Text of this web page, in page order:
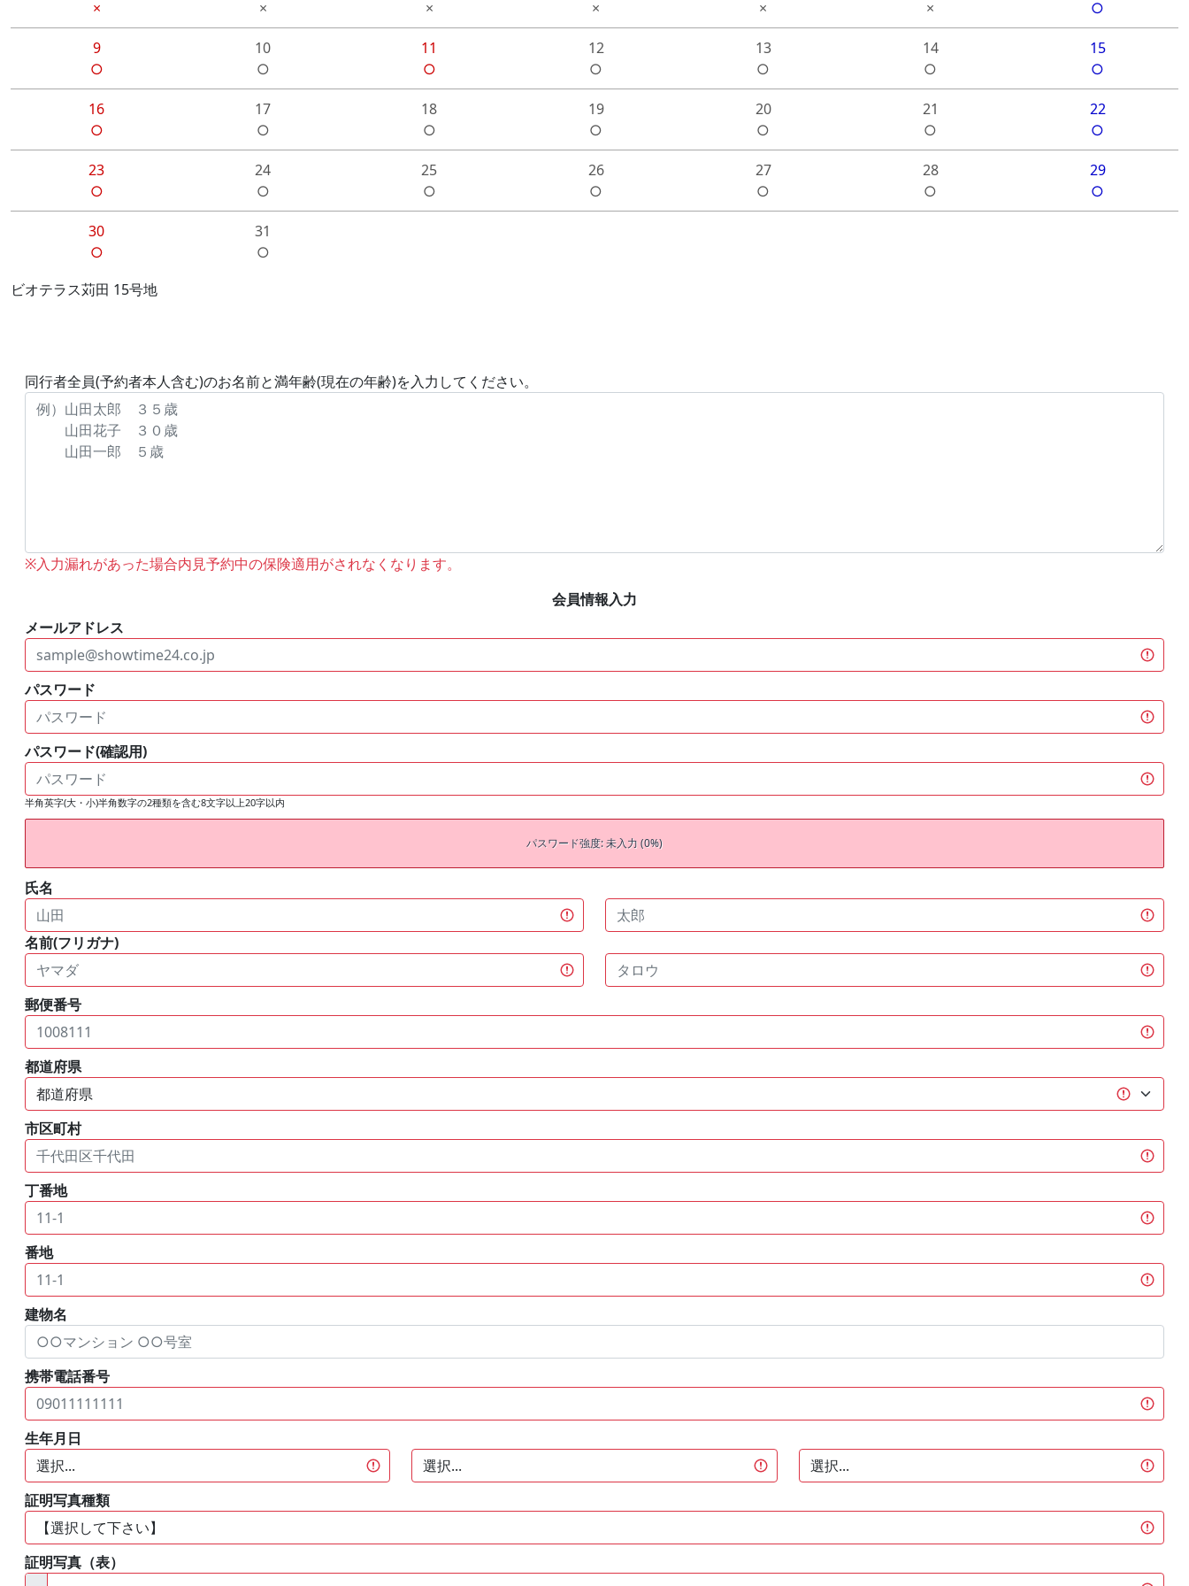
×
×
×
×
×
×
○
9
○
10
○
11
○
12
○
13
○
14
○
15
○
16
○
17
○
18
○
19
○
20
○
21
○
22
○
23
○
24
○
25
○
26
○
27
○
28
○
29
○
30
○
31
○
ビオテラス苅田 15号地
同行者全員(予約者本人含む)のお名前と満年齢(現在の年齢)を入力してください。
※入力漏れがあった場合内見予約中の保険適用がされなくなります。
会員情報入力
メールアドレス
パスワード
パスワード(確認用)
半角英字(大・小)半角数字の2種類を含む8文字以上20字以内
パスワード強度: 未入力 (0%)
氏名
名前(フリガナ)
郵便番号
都道府県
市区町村
丁番地
番地
建物名
携帯電話番号
生年月日
証明写真種類
証明写真（表）